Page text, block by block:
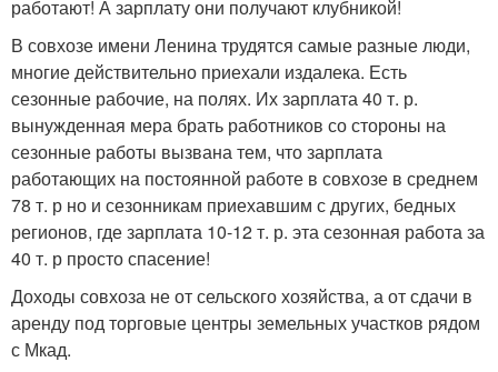
работают! А зарплату они получают клубникой!
В совхозе имени Ленина трудятся самые разные люди,
многие действительно приехали издалека. Есть
сезонные рабочие, на полях. Их зарплата 40 т. р.
вынужденная мера брать работников со стороны на
сезонные работы вызвана тем, что зарплата
работающих на постоянной работе в совхозе в среднем
78 т. р но и сезонникам приехавшим с других, бедных
регионов, где зарплата 10-12 т. р. эта сезонная работа за
40 т. р просто спасение!
Доходы совхоза не от сельского хозяйства, а от сдачи в
аренду под торговые центры земельных участков рядом
с Мкад.